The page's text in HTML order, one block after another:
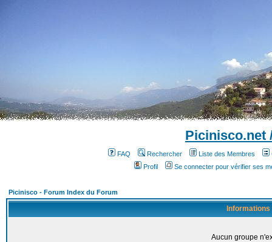
Picinisco.net
FAQ Rechercher Liste des Membres
Profil
Se connecter pour vérifier ses
Picinisco - Forum Index du Forum
Informations
Aucun groupe